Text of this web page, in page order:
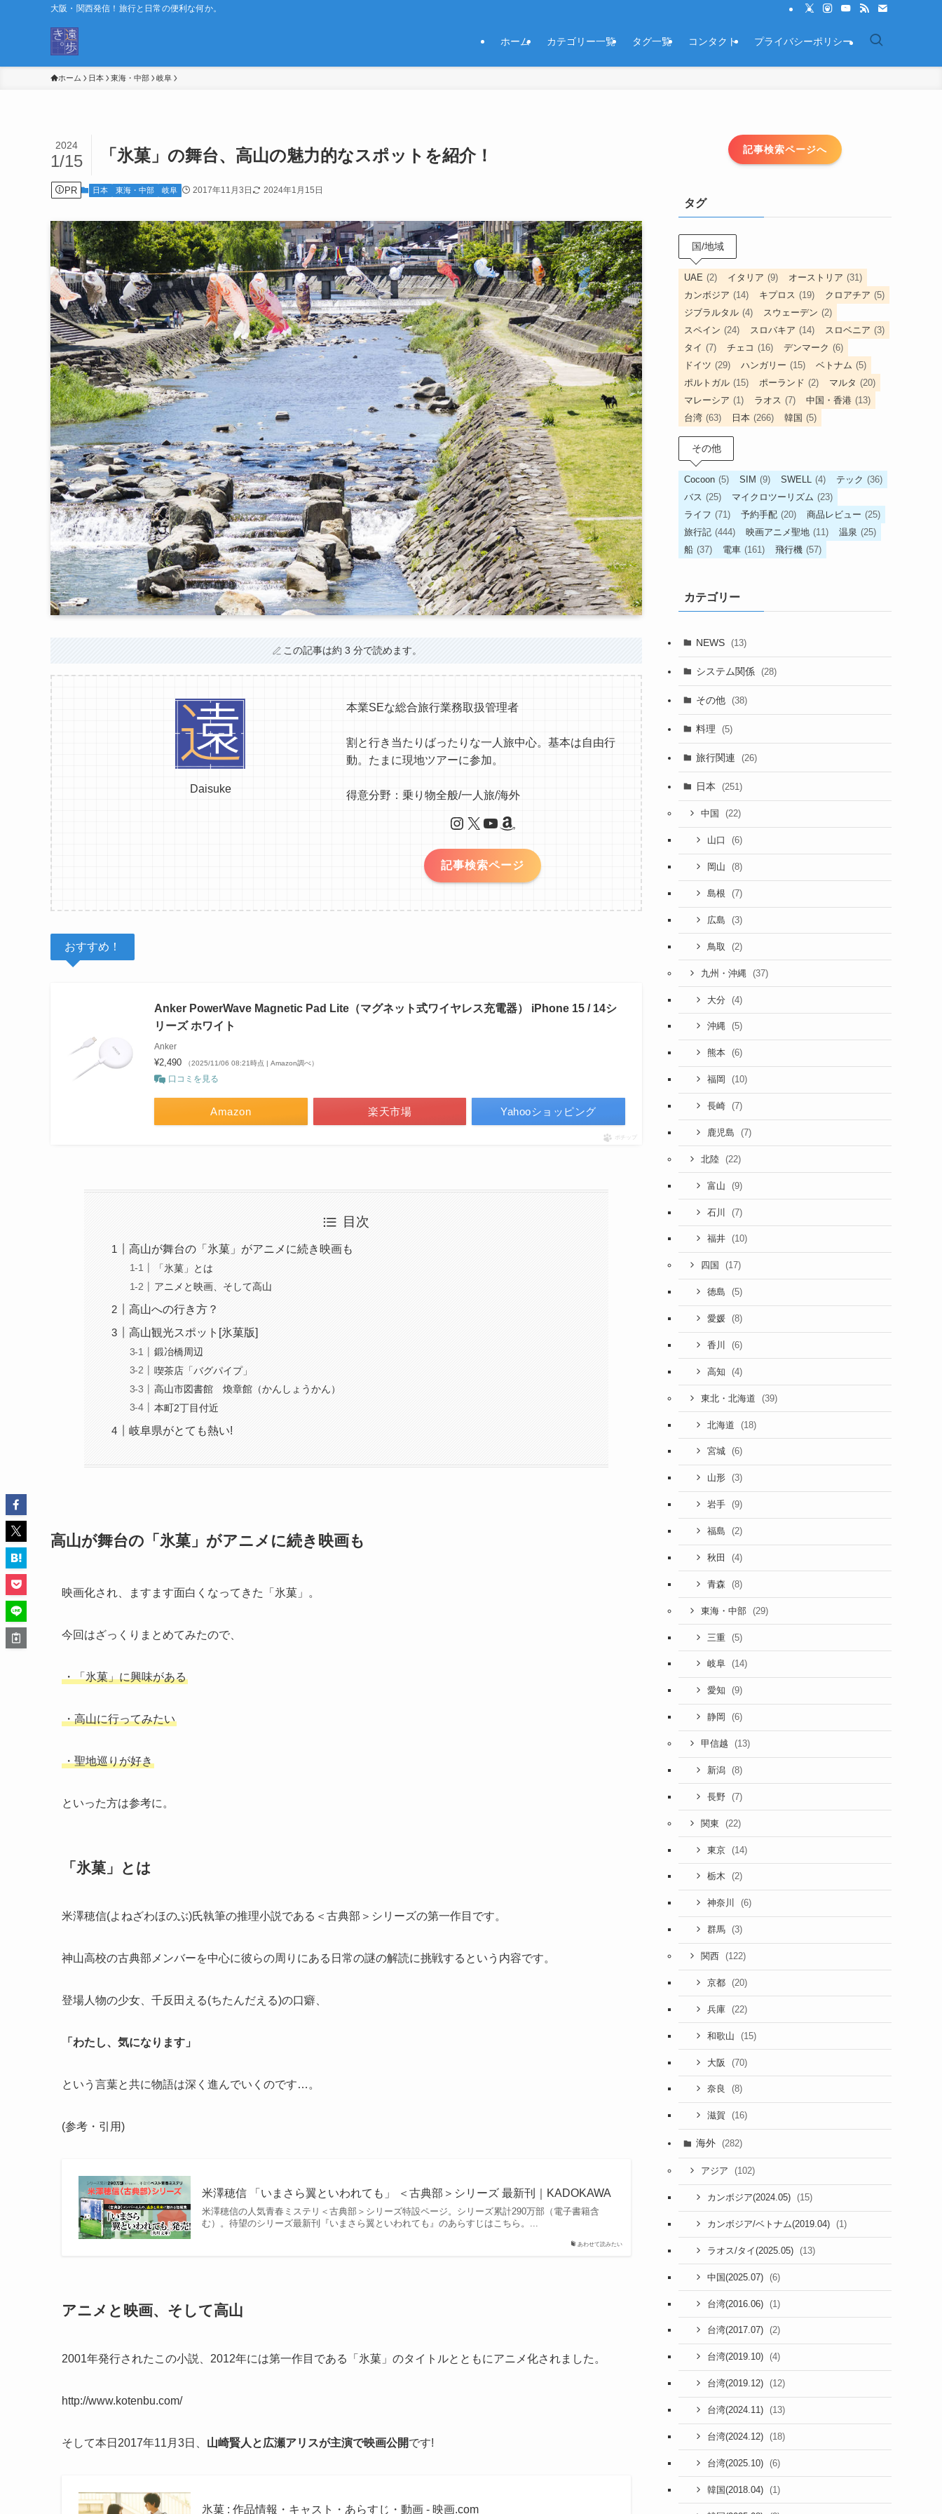
大阪・関西発信！旅行と日常の便利な何か。
ホーム カテゴリー一覧 タグ一覧 コンタクト プライバシーポリシー
ホーム 日本 東海・中部 岐阜
「氷菓」の舞台、高山の魅力的なスポットを紹介！
2024
1/15
PR 日本 東海・中部 岐阜 2017年11月3日 2024年1月15日
この記事は約 3 分で読めます。
Daisuke
本業SEな総合旅行業務取扱管理者
割と行き当たりばったりな一人旅中心。基本は自由行
動。たまに現地ツアーに参加。
得意分野：乗り物全般/一人旅/海外
Instagram X YouTube Amazon
記事検索ページ
おすすめ！
Anker PowerWave Magnetic Pad Lite（マグネット式ワイヤレス充電器） iPhone 15 / 14シ
リーズ ホワイト
Anker
¥2,490 （2025/11/06 08:21時点 | Amazon調べ）
口コミを見る
Amazon 楽天市場 Yahooショッピング
ポチップ
目次
高山が舞台の「氷菓」がアニメに続き映画も
「氷菓」とは
アニメと映画、そして高山
高山への行き方？
高山観光スポット[氷菓版]
鍛冶橋周辺
喫茶店「バグパイプ」
高山市図書館 煥章館（かんしょうかん）
本町2丁目付近
岐阜県がとても熱い!
高山が舞台の「氷菓」がアニメに続き映画も
映画化され、ますます面白くなってきた「氷菓」。
今回はざっくりまとめてみたので、
・「氷菓」に興味がある
・高山に行ってみたい
・聖地巡りが好き
といった方は参考に。
「氷菓」とは
米澤穂信(よねざわほのぶ)氏執筆の推理小説である＜古典部＞シリーズの第一作目です。
神山高校の古典部メンバーを中心に彼らの周りにある日常の謎の解読に挑戦するという内容です。
登場人物の少女、千反田える(ちたんだえる)の口癖、
「わたし、気になります」
という言葉と共に物語は深く進んでいくのです…。
(参考・引用)
あわせて読みたい
米澤穂信 「いまさら翼といわれても」 ＜古典部＞シリーズ 最新刊｜KADOKAWA
米澤穂信の人気青春ミステリ＜古典部＞シリーズ特設ページ。シリーズ累計290万部（電子書籍含
む）。待望のシリーズ最新刊『いまさら翼といわれても』のあらすじはこちら。...
アニメと映画、そして高山
2001年発行されたこの小説、2012年には第一作目である「氷菓」のタイトルとともにアニメ化されました。
http://www.kotenbu.com/
そして本日2017年11月3日、 山崎賢人と広瀬アリスが主演で映画公開です!
氷菓 : 作品情報・キャスト・あらすじ・動画 - 映画.com
記事検索ページへ
タグ
国/地域
UAE (2) イタリア (9) オーストリア (31)
カンボジア (14) キプロス (19) クロアチア (5)
ジブラルタル (4) スウェーデン (2)
スペイン (24) スロバキア (14) スロベニア (3)
タイ (7) チェコ (16) デンマーク (6)
ドイツ (29) ハンガリー (15) ベトナム (5)
ポルトガル (15) ポーランド (2) マルタ (20)
マレーシア (1) ラオス (7) 中国・香港 (13)
台湾 (63) 日本 (266) 韓国 (5)
その他
Cocoon (5) SIM (9) SWELL (4) テック (36)
バス (25) マイクロツーリズム (23)
ライフ (71) 予約手配 (20) 商品レビュー (25)
旅行記 (444) 映画アニメ聖地 (11) 温泉 (25)
船 (37) 電車 (161) 飛行機 (57)
カテゴリー
NEWS (13)
システム関係 (28)
その他 (38)
料理 (5)
旅行関連 (26)
日本 (251)
中国 (22)
山口 (6)
岡山 (8)
島根 (7)
広島 (3)
鳥取 (2)
九州・沖縄 (37)
大分 (4)
沖縄 (5)
熊本 (6)
福岡 (10)
長崎 (7)
鹿児島 (7)
北陸 (22)
富山 (9)
石川 (7)
福井 (10)
四国 (17)
徳島 (5)
愛媛 (8)
香川 (6)
高知 (4)
東北・北海道 (39)
北海道 (18)
宮城 (6)
山形 (3)
岩手 (9)
福島 (2)
秋田 (4)
青森 (8)
東海・中部 (29)
三重 (5)
岐阜 (14)
愛知 (9)
静岡 (6)
甲信越 (13)
新潟 (8)
長野 (7)
関東 (22)
東京 (14)
栃木 (2)
神奈川 (6)
群馬 (3)
関西 (122)
京都 (20)
兵庫 (22)
和歌山 (15)
大阪 (70)
奈良 (8)
滋賀 (16)
海外 (282)
アジア (102)
カンボジア(2024.05) (15)
カンボジア/ベトナム(2019.04) (1)
ラオス/タイ(2025.05) (13)
中国(2025.07) (6)
台湾(2016.06) (1)
台湾(2017.07) (2)
台湾(2019.10) (4)
台湾(2019.12) (12)
台湾(2024.11) (13)
台湾(2024.12) (18)
台湾(2025.10) (6)
韓国(2018.04) (1)